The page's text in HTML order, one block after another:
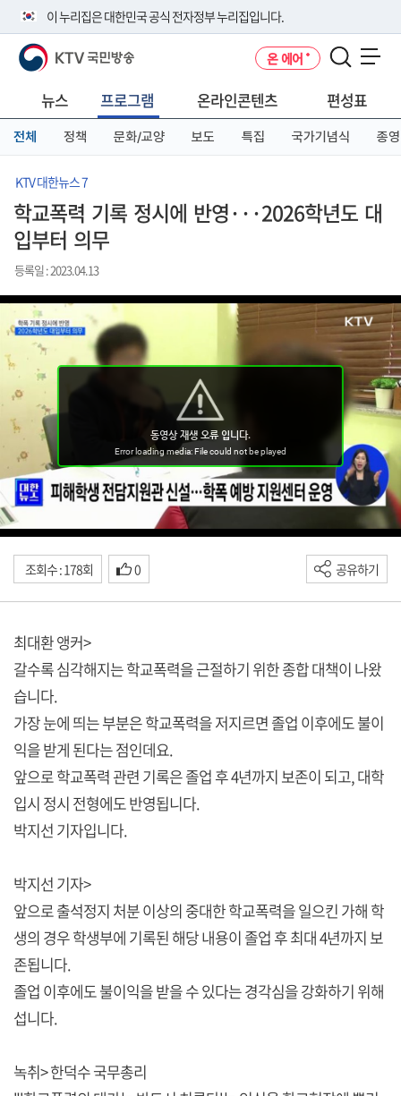
이 누리집은 대한민국 공식 전자정부 누리집입니다.
공식 누리집 주소 확인하기
니다.
이밖에 or.kr 또는 .kr등 다른 도메인 주소를 사용하고 있다면 아래 URL에
서 도메인 주소를 확인해 보세요
KTV 국민방송 온 에어
뉴스 프로그램 온라인콘텐츠 편성표
전체 정책 문화/교양 보도 특집 국가기념식 종영
KTV 대한뉴스 7
학교폭력 기록 정시에 반영···2026학년도 대
입부터 의무
등록일 : 2023.04.13
조회수 : 178회 0 공유하기
최대환 앵커>
갈수록 심각해지는 학교폭력을 근절하기 위한 종합 대책이 나왔
습니다.
가장 눈에 띄는 부분은 학교폭력을 저지르면 졸업 이후에도 불이
익을 받게 된다는 점인데요.
앞으로 학교폭력 관련 기록은 졸업 후 4년까지 보존이 되고, 대학
입시 정시 전형에도 반영됩니다.
박지선 기자입니다.
박지선 기자>
앞으로 출석정지 처분 이상의 중대한 학교폭력을 일으킨 가해 학
생의 경우 학생부에 기록된 해당 내용이 졸업 후 최대 4년까지 보
존됩니다.
졸업 이후에도 불이익을 받을 수 있다는 경각심을 강화하기 위해
섭니다.
녹취> 한덕수 국무총리